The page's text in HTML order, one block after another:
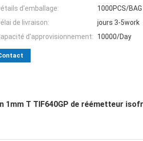
d'emballage:
1000PCS/BAG
de livraison:
jours 3-5work
d'approvisionnement:
10000/Day
T TIF640GP de réémetteur